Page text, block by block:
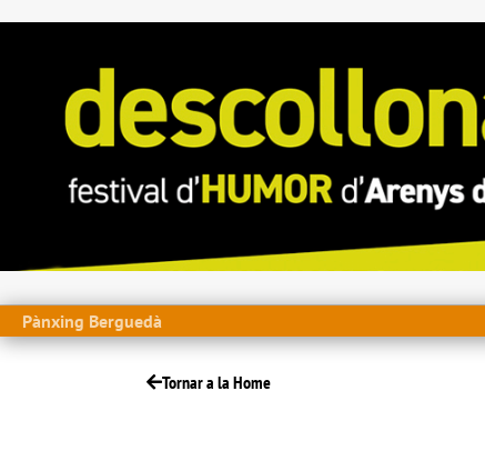
Pànxing Berguedà
Tornar a la Home